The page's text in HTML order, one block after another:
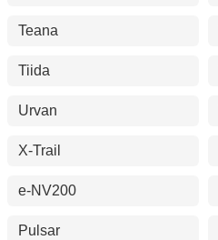
Teana
Tiida
Urvan
X-Trail
e-NV200
Pulsar